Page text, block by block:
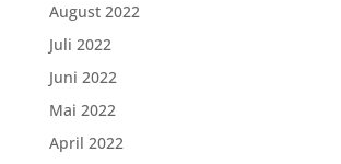
August 2022
Juli 2022
Juni 2022
Mai 2022
April 2022